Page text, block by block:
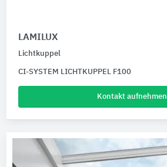
LAMILUX
Lichtkuppel
CI-SYSTEM LICHTKUPPEL F100
Kontakt aufnehmen